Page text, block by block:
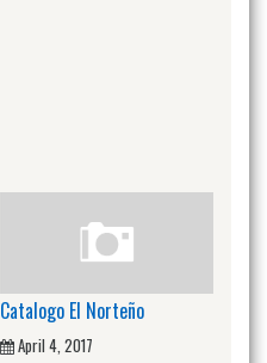
Catalogo El Norteño
April 4, 2017